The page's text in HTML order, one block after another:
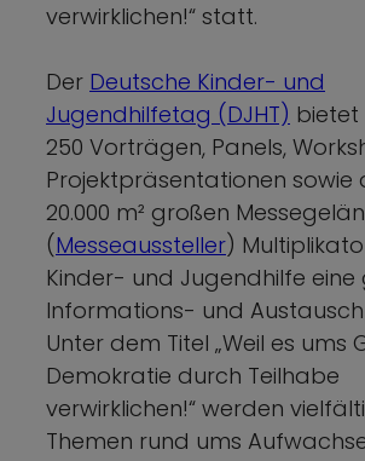
verwirklichen!“ statt.
Der Deutsche Kinder- und
Jugendhilfetag (DJHT) bietet
250 Vorträgen, Panels,
Projektpräsentationen sowie
20.000 m² großen
(Messeaussteller)
Kinder- und Jugendhilfe eine
Informations- und
Unter dem Titel „Weil es ums
Demokratie durch Teilhabe
verwirklichen!“ werden
Themen rund ums